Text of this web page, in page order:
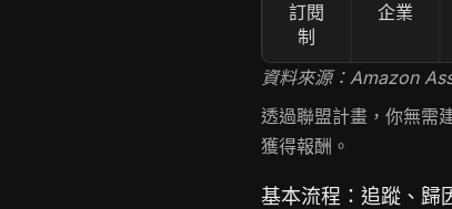
訂閱
制
企業
資料來源：Amazon
透過聯盟計畫，你無需
獲得報酬。
基本流程：追蹤、歸